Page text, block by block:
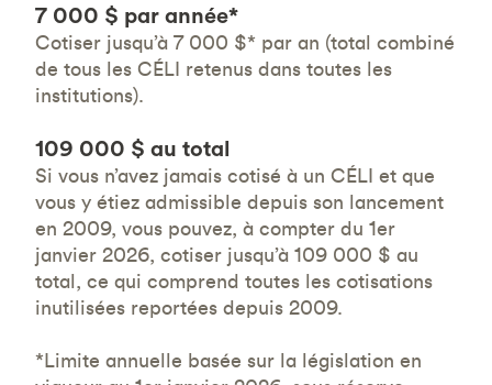
7 000 $ par année*
Cotiser jusqu’à 7 000 $* par an (total combiné
de tous les CÉLI retenus dans toutes les
institutions).
109 000 $ au total
Si vous n’avez jamais cotisé à un CÉLI et que
vous y étiez admissible depuis son lancement
en 2009, vous pouvez, à compter du 1er
janvier 2026, cotiser jusqu’à 109 000 $ au
total, ce qui comprend toutes les cotisations
inutilisées reportées depuis 2009.
*Limite annuelle basée sur la législation en